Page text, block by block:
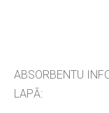
ABSORBENTU
LAPĀ: